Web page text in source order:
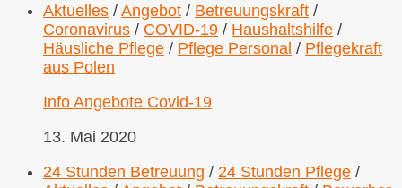
Aktuelles / Angebot / Betreuungskraft /
Coronavirus / COVID-19 / Haushaltshilfe /
Häusliche Pflege / Pflege Personal / Pflegekraft
aus Polen
Info Angebote Covid-19
13. Mai 2020
24 Stunden Betreuung / 24 Stunden Pflege /